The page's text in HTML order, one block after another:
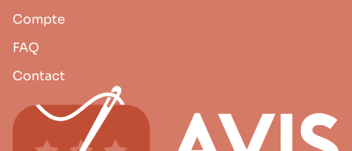
Compte
FAQ
Contact